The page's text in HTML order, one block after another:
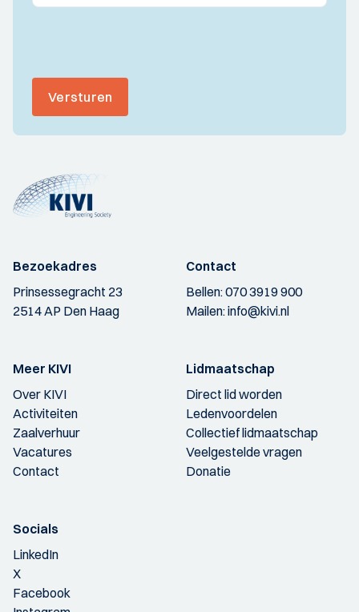
Versturen
Bezoekadres
Prinsessegracht 23
2514 AP Den Haag
Contact
Bellen:070 3919 900
Mailen:info@kivi.nl
Meer KIVI
Over KIVI
Activiteiten
Zaalverhuur
Vacatures
Contact
Lidmaatschap
Direct lid worden
Ledenvoordelen
Collectief lidmaatschap
Veelgestelde vragen
Donatie
Socials
LinkedIn
X
Facebook